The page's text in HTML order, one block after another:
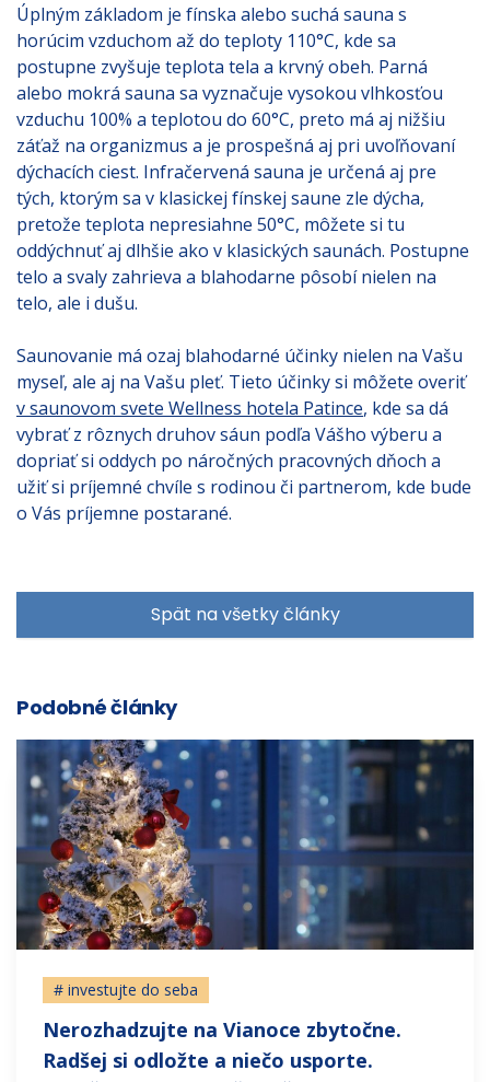
Úplným základom je fínska alebo suchá sauna s
horúcim vzduchom až do teploty 110°C, kde sa
postupne zvyšuje teplota tela a krvný obeh. Parná
alebo mokrá sauna sa vyznačuje vysokou vlhkosťou
vzduchu 100% a teplotou do 60°C, preto má aj nižšiu
záťaž na organizmus a je prospešná aj pri uvoľňovaní
dýchacích ciest. Infračervená sauna je určená aj pre
tých, ktorým sa v klasickej fínskej saune zle dýcha,
pretože teplota nepresiahne 50°C, môžete si tu
oddýchnuť aj dlhšie ako v klasických saunách. Postupne
telo a svaly zahrieva a blahodarne pôsobí nielen na
telo, ale i dušu.
Saunovanie má ozaj blahodarné účinky nielen na Vašu
myseľ, ale aj na Vašu pleť. Tieto účinky si môžete overiť
v saunovom svete Wellness hotela Patince, kde sa dá
vybrať z rôznych druhov sáun podľa Vášho výberu a
dopriať si oddych po náročných pracovných dňoch a
užiť si príjemné chvíle s rodinou či partnerom, kde bude
o Vás príjemne postarané.
Spät na všetky články
Podobné články
# investujte do seba
Nerozhadzujte na Vianoce zbytočne.
Radšej si odložte a niečo usporte.